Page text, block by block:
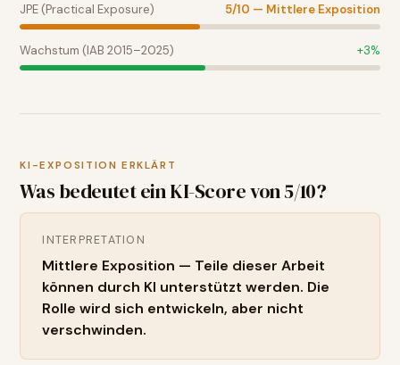
JPE (Practical Exposure) 5/10 — Mittlere Exposition
Wachstum (IAB 2015–2025) +3%
KI-EXPOSITION ERKLÄRT
Was bedeutet ein KI-Score von5/10?
INTERPRETATION
Mittlere Exposition — Teile dieser Arbeit
können durch KI unterstützt werden. Die
Rolle wird sich entwickeln, aber nicht
verschwinden.